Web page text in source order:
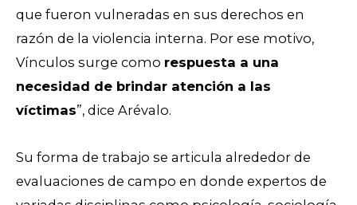
que fueron vulneradas en sus derechos en
razón de la violencia interna. Por ese motivo,
Vínculos surge como respuesta a una
necesidad de brindar atención a las
víctimas”, dice Arévalo.
Su forma de trabajo se articula alrededor de
evaluaciones de campo en donde expertos de